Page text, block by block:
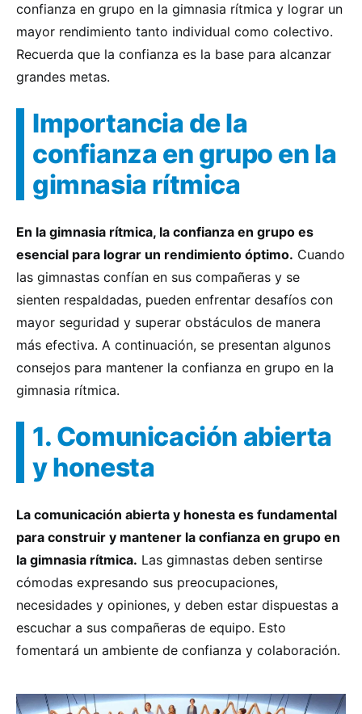
confianza en grupo en la gimnasia rítmica y lograr un
mayor rendimiento tanto individual como colectivo.
Recuerda que la confianza es la base para alcanzar
grandes metas.
Importancia de la
confianza en grupo en la
gimnasia rítmica
En la gimnasia rítmica, la confianza en grupo es
esencial para lograr un rendimiento óptimo. Cuando
las gimnastas confían en sus compañeras y se
sienten respaldadas, pueden enfrentar desafíos con
mayor seguridad y superar obstáculos de manera
más efectiva. A continuación, se presentan algunos
consejos para mantener la confianza en grupo en la
gimnasia rítmica.
1. Comunicación abierta
y honesta
La comunicación abierta y honesta es fundamental
para construir y mantener la confianza en grupo en
la gimnasia rítmica. Las gimnastas deben sentirse
cómodas expresando sus preocupaciones,
necesidades y opiniones, y deben estar dispuestas a
escuchar a sus compañeras de equipo. Esto
fomentará un ambiente de confianza y colaboración.